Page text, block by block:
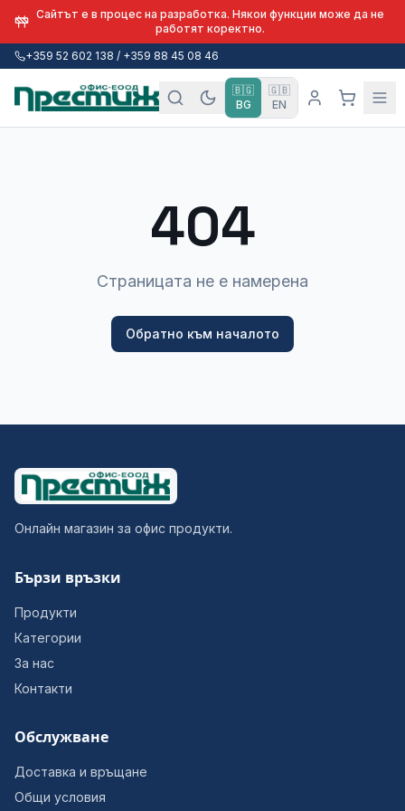
Сайтът е в процес на разработка. Някои функции може да не
работят коректно.
+359 52 602 138 / +359 88 45 08 46
🇧🇬
BG
🇬🇧
EN
404
Страницата не е намерена
Обратно към началото
Онлайн магазин за офис продукти.
Бързи връзки
Продукти
Категории
За нас
Контакти
Обслужване
Доставка и връщане
Общи условия